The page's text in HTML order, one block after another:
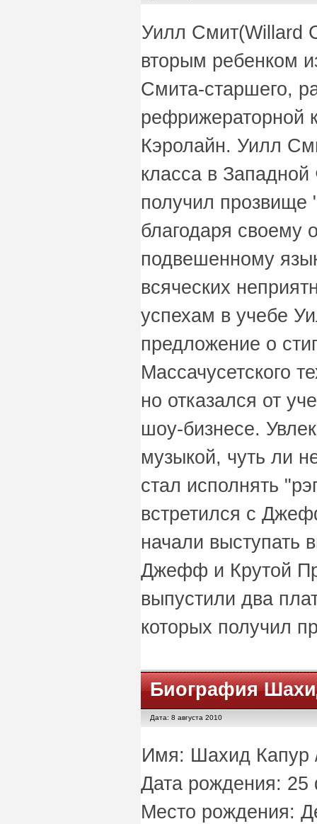
Уилл Смит(Willard
вторым ребенком
Смита-старшего,
рефрижераторной
Кэролайн. Уилл
класса в
получил прозвище
благодаря своему
подвешенному
всяческих
успехам в учебе
предложение о
Массачусетского
но отказался от
шоу-бизнесе.
музыкой, чуть ли
стал исполнять
встретился с
начали выступать
Джефф и Крутой
выпустили два
которых получил
Биография
Дата: 8 августа 2010
Имя: Шахид Капур
Дата рождения: 25
Место рождения: